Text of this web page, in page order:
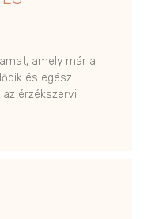
amely már a
és egész
érzékszervi